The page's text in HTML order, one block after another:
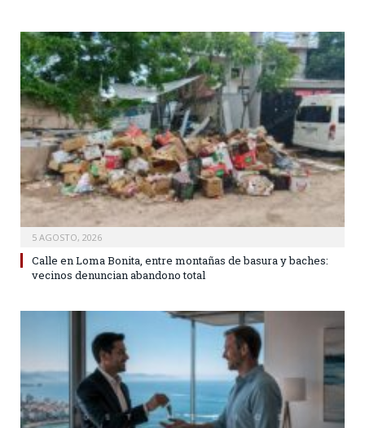
5 AGOSTO, 2026
Calle en Loma Bonita, entre montañas de basura y baches:
vecinos denuncian abandono total